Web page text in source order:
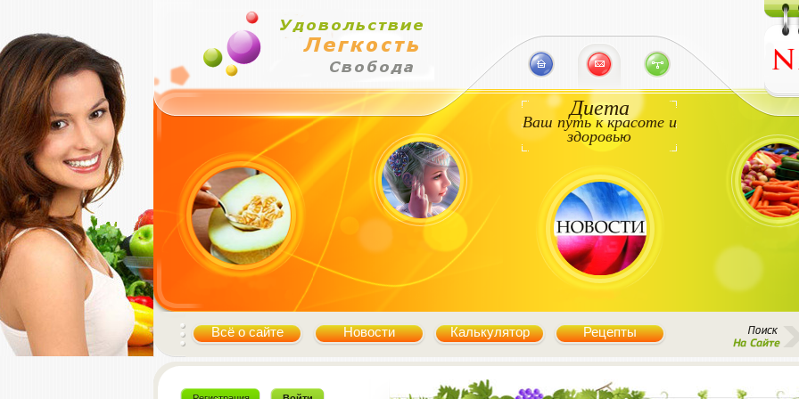
Диета
Ваш путь к красоте и
здоровью
Всё о сайте Новости Калькулятор Рецепты